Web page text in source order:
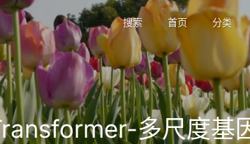
搜索 首页 分类
多尺度基